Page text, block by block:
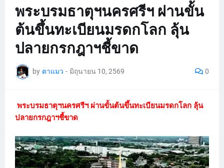
พระบรมธาตุฯนครศรีฯ ผ่านขั้น
ต้นขึ้นทะเบียนมรดกโลก ลุ้น
ปลายกรกฎาฯชี้ขาด
by ตาแมว - มิถุนายน 10, 2569 0
พระบรมธาตุฯนครศรีฯ ผ่านขั้นต้นขึ้นทะเบียนมรดกโลก ลุ้น
ปลายกรกฎาฯชี้ขาด